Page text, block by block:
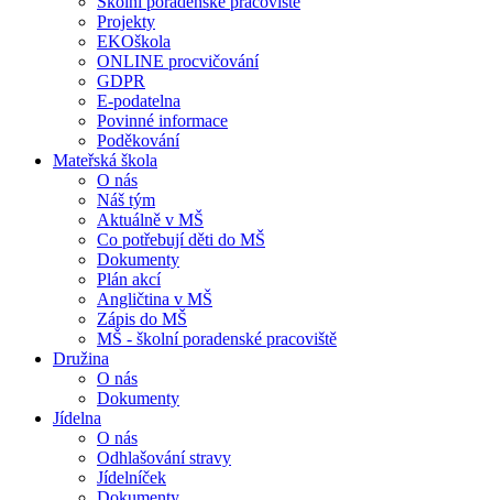
Projekty
EKOškola
ONLINE procvičování
GDPR
E-podatelna
Povinné informace
Poděkování
Mateřská škola
O nás
Náš tým
Aktuálně v MŠ
Co potřebují děti do MŠ
Dokumenty
Plán akcí
Angličtina v MŠ
Zápis do MŠ
MŠ - školní poradenské pracoviště
Družina
O nás
Dokumenty
Jídelna
O nás
Odhlašování stravy
Jídelníček